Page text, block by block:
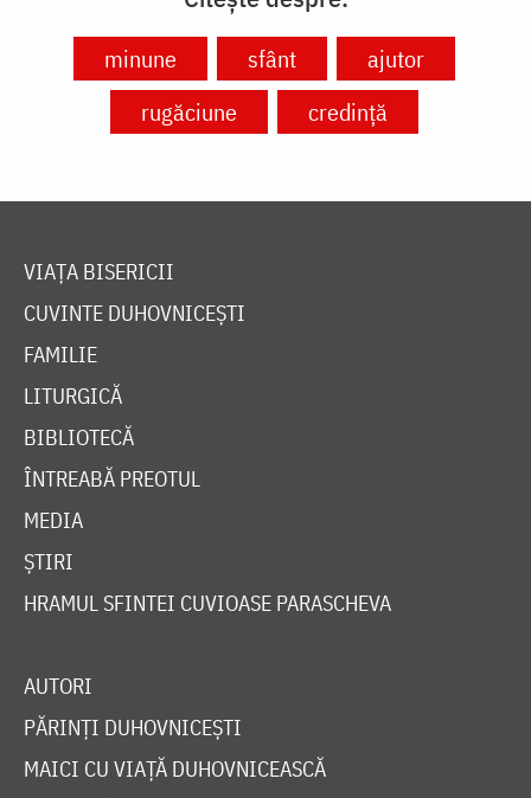
minune sfânt
ajutor
rugăciune
credință
VIAȚA BISERICII
CUVINTE DUHOVNICEȘTI
FAMILIE
LITURGICĂ
BIBLIOTECĂ
ÎNTREABĂ PREOTUL
MEDIA
ȘTIRI
HRAMUL SFINTEI CUVIOASE PARASCHEVA
AUTORI
PĂRINȚI DUHOVNICEȘTI
MAICI CU VIAȚĂ DUHOVNICEASCĂ